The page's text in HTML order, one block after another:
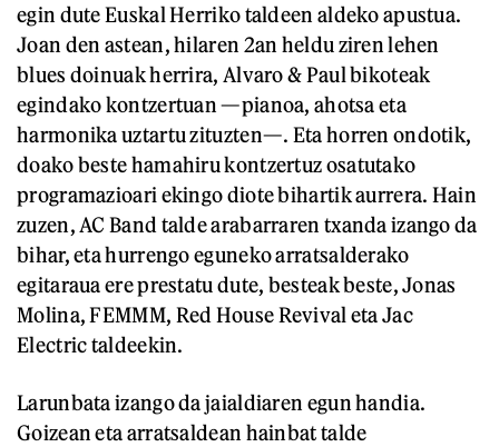
egin dute Euskal Herriko taldeen aldeko apustua.
Joan den astean, hilaren 2an heldu ziren lehen
blues doinuak herrira, Alvaro & Paul bikoteak
egindako kontzertuan —pianoa, ahotsa eta
harmonika uztartu zituzten—. Eta horren ondotik,
doako beste hamahiru kontzertuz osatutako
programazioari ekingo diote bihartik aurrera. Hain
zuzen, AC Band talde arabarraren txanda izango da
bihar, eta hurrengo eguneko arratsalderako
egitaraua ere prestatu dute, besteak beste, Jonas
Molina, FEMMM, Red House Revival eta Jac
Electric taldeekin.
Larunbata izango da jaialdiaren egun handia.
Goizean eta arratsaldean hainbat talde